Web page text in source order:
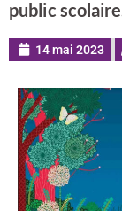
public
14 mai 2023